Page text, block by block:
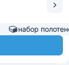
набор